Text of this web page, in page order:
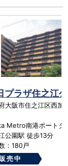
プラザ住之江
大阪市住之江区西加
Metro南港ポートタ
公園駅 徒歩13分
：180戸
：1988年
売中